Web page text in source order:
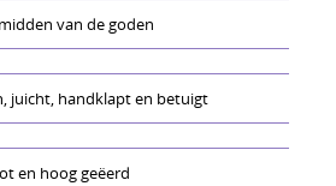
van de goden
juicht, handklapt en betuigt
en hoog geëerd